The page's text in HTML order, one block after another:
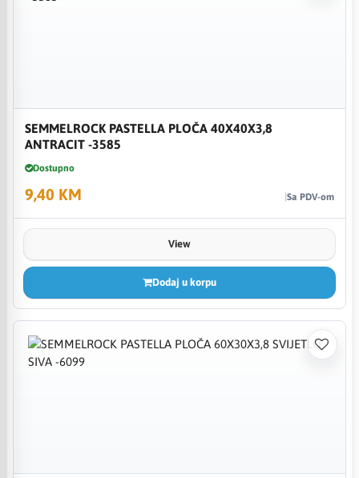
SEMMELROCK PASTELLA PLOČA 40X40X3,8
ANTRACIT -3585
Dostupno
9,40 KM Sa PDV-om
View
Dodaj u korpu